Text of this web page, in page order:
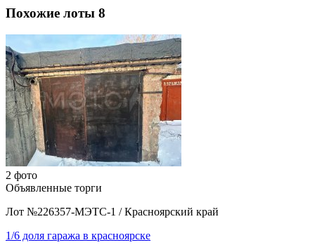
Похожие лоты 8
2 фото
Объявленные торги
Лот №226357-МЭТС-1 / Красноярский край
1/6 доля гаража в красноярске